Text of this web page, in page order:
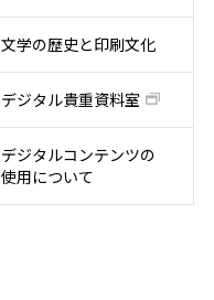
文学の歴史と印刷文化
デジタル貴重資料室
デジタルコンテンツの
使用について